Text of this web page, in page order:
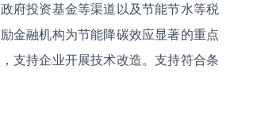
府投资基金等渠道以及节能节水等税
金融机构为节能降碳效应显著的重点
支持企业开展技术改造。支持符合条